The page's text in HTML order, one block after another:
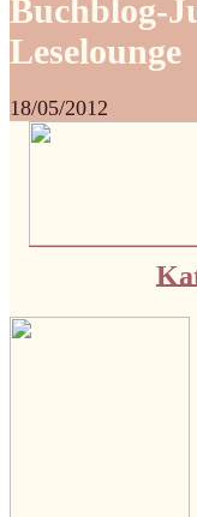
Buchblog-
Leselounge
18/05/2012